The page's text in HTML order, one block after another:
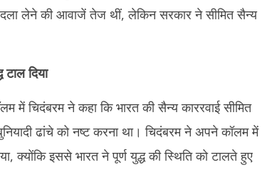
किया नया अभियान ‘क्या
कमाई का जरिया नहीं
रेप कांड : तहलका मैगज़ीन के पूर्व सम्पादक तरुण
तेजपाल दोषी करार, बॉम्बे हाई कोर्ट ने सुनाई 10
लेने की आवाजें तेज थीं, लेकिन सरकार ने सीमित सैन्य
दिया
में चिदंबरम ने कहा कि भारत की सैन्य काररवाई सीमित
ढांचे को नष्ट करना था। चिदंबरम ने अपने कॉलम में
क्योंकि इससे भारत ने पूर्ण युद्ध की स्थिति को टालते हुए